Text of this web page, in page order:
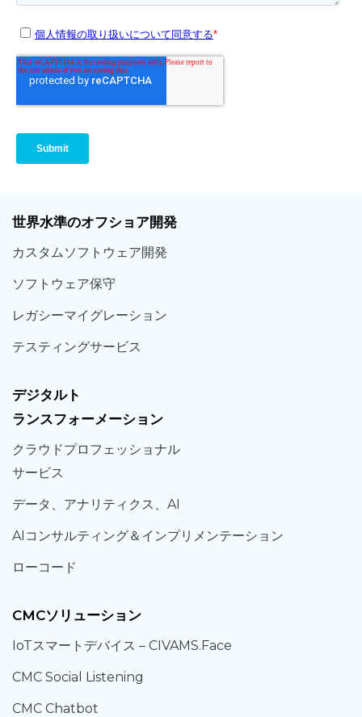
世界水準のオフショア開発
カスタムソフトウェア開発
ソフト ウェア保守
レガシーマイグレーション
テスティングサービス
デジタルト
ランスフォーメーション
クラウドプロフェッショナル
サービス
データ、 アナリティクス、 AI
AIコンサルティング＆ インプリメンテーション
ローコード
CMCソリューション
IoTスマートデバイス – CIVAMS.Face
CMC Social Listening
CMC Chatbot